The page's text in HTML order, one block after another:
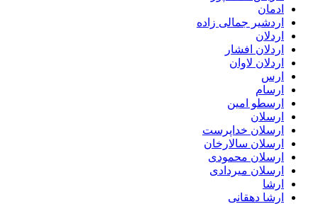
ادمان
اردشیر جمالی زاده
اردلان
اردلان افشار
اردلان لاوان
ارس
ارسام
ارسطو امین
ارسلان
ارسلان خداپرست
ارسلان سالارخان
ارسلان محمودی
ارسلان میردادی
ارشا
ارشا دهقانی